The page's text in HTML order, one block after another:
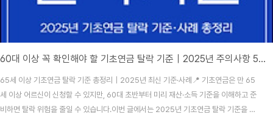
60대 이상 꼭 확인해야 할 기초연금 탈락 기준｜2025년 주의사항 5가지
65세 이상 기초연금 탈락 기준 총정리｜2025년 최신 기준·사례📍 기초연금은 만 65
세 이상 어르신이 신청할 수 있지만, 60대 초반부터 미리 재산·소득 기준을 이해하고 준
비하면 탈락 위험을 줄일 수 있습니다.이번 글에서는 2025년 기초연금 탈락 기준을 항